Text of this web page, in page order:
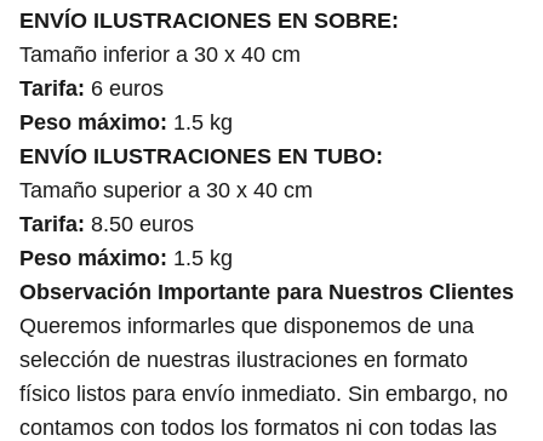
ENVÍO ILUSTRACIONES EN SOBRE:
Tamaño inferior a 30 x 40 cm
Tarifa: 6 euros
Peso máximo: 1.5 kg
ENVÍO ILUSTRACIONES EN TUBO:
Tamaño superior a 30 x 40 cm
Tarifa: 8.50 euros
Peso máximo: 1.5 kg
Observación Importante para Nuestros Clientes
Queremos informarles que disponemos de una
selección de nuestras ilustraciones en formato
físico listos para envío inmediato. Sin embargo, no
contamos con todos los formatos ni con todas las